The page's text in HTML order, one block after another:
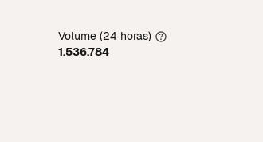
Volume (24 horas)
1.536.784